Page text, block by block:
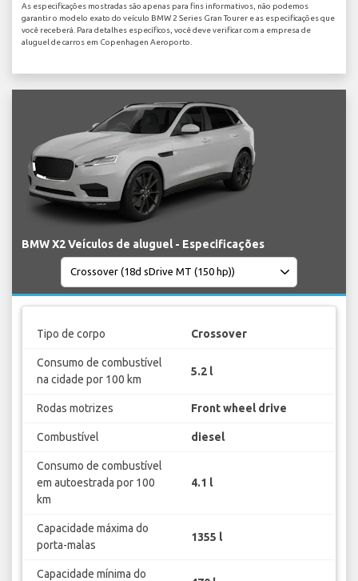
As especificações mostradas são apenas para fins informativos, não podemos
garantir o modelo exato do veículo BMW 2 Series Gran Tourer e as especificações que
você receberá. Para detalhes específicos, você deve verificar com a empresa de
aluguel de carros em Copenhagen Aeroporto.
BMW X2 Veículos de aluguel - Especificações
Tipo de corpo Crossover
Consumo de combustível
na cidade por 100 km
5.2 l
Rodas motrizes Front wheel drive
Combustível diesel
Consumo de combustível
em autoestrada por 100
km
4.1 l
Capacidade máxima do
porta-malas
1355 l
Capacidade mínima do